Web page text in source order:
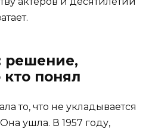
решение,
понял
то, что не укладывается
ушла. В 1957 году,